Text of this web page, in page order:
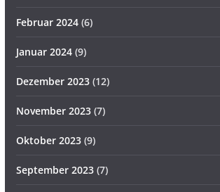
Februar 2024(6)
Januar 2024(9)
Dezember 2023(12)
November 2023(7)
Oktober 2023(9)
September 2023(7)